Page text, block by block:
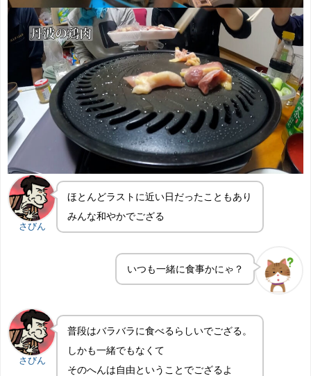
さびん
ほとんどラストに近い日だったこともあり
みんな和やかでござる
いつも一緒に食事かにゃ？
さびん
普段はバラバラに食べるらしいでござる。
しかも一緒でもなくて
そのへんは自由ということでござるよ